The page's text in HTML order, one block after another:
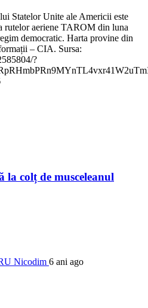
Statelor Unite ale Americii este
rutelor aeriene TAROM din luna
democratic. Harta provine din
– CIA. Sursa:
?
la colț de musceleanul
Nicodim 6 ani ago